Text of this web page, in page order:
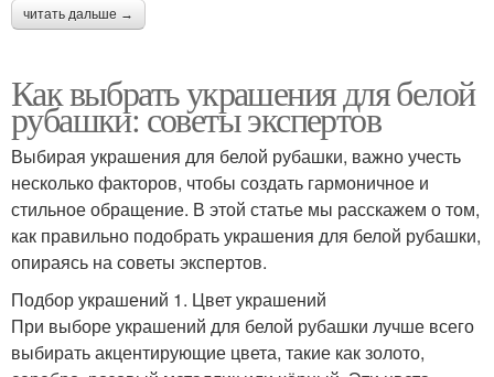
читать дальше →
Как выбрать украшения для белой
рубашки: советы экспертов
Выбирая украшения для белой рубашки, важно учесть
несколько факторов, чтобы создать гармоничное и
стильное обращение. В этой статье мы расскажем о том,
как правильно подобрать украшения для белой рубашки,
опираясь на советы экспертов.
Подбор украшений 1. Цвет украшений
При выборе украшений для белой рубашки лучше всего
выбирать акцентирующие цвета, такие как золото,